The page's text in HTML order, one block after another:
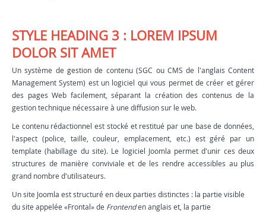
STYLE HEADING 3 : LOREM IPSUM
DOLOR SIT AMET
Un système de gestion de contenu (SGC ou CMS de l'anglais Content
Management System) est un logiciel qui vous permet de créer et gérer
des pages Web facilement, séparant la création des contenus de la
gestion technique nécessaire à une diffusion sur le web.
Le contenu rédactionnel est stocké et restitué par une base de données,
l'aspect (police, taille, couleur, emplacement, etc.) est géré par un
template (habillage du site). Le logiciel Joomla permet d'unir ces deux
structures de manière conviviale et de les rendre accessibles au plus
grand nombre d'utilisateurs.
Un site Joomla est structuré en deux parties distinctes : la partie visible
du site appelée «Frontal» de Frontenden anglais et, la partie